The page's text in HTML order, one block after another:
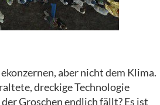
aber nicht dem Klima.
dreckige Technologie
Groschen endlich fällt? Es ist